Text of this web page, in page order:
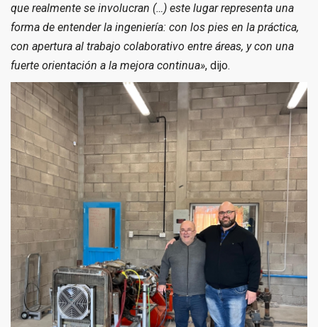
que realmente se involucran (…) este lugar representa una
forma de entender la ingeniería: con los pies en la práctica,
con apertura al trabajo colaborativo entre áreas, y con una
fuerte orientación a la mejora continua», dijo.